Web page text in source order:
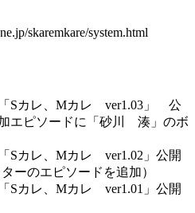
skaremkare/system.html
Sカレ、Mカレ ver1.03」 公
エピソードに「砂川 湊」のボ
Sカレ、Mカレ ver1.02」公開
ーのエピソードを追加）
Sカレ、Mカレ ver1.01」公開